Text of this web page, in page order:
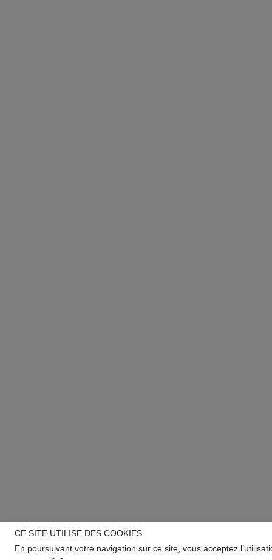
CE SITE UTILISE DES COOKIES
En poursuivant votre navigation sur ce site, vous acceptez